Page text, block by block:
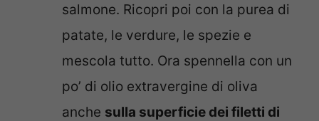
salmone. Ricopri poi con la purea di
patate, le verdure, le spezie e
mescola tutto. Ora spennella con un
po’ di olio extravergine di oliva
anche sulla superficie dei filetti di